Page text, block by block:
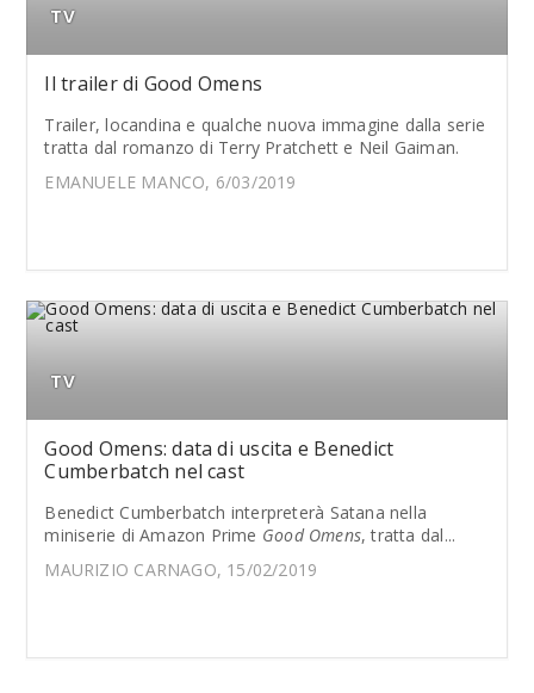
TV
Il trailer di Good Omens
Trailer, locandina e qualche nuova immagine dalla serie
tratta dal romanzo di Terry Pratchett e Neil Gaiman.
EMANUELE MANCO, 6/03/2019
TV
Good Omens: data di uscita e Benedict
Cumberbatch nel cast
Benedict Cumberbatch interpreterà Satana nella
miniserie di Amazon Prime Good Omens, tratta dal...
MAURIZIO CARNAGO, 15/02/2019